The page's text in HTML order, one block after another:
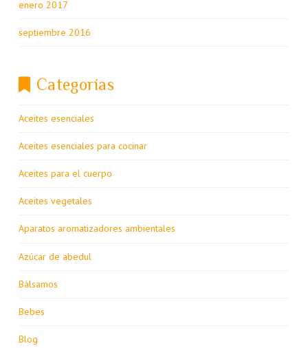
enero 2017
septiembre 2016
Categorías
Aceites esenciales
Aceites esenciales para cocinar
Aceites para el cuerpo
Aceites vegetales
Aparatos aromatizadores ambientales
Azúcar de abedul
Bálsamos
Bebes
Blog